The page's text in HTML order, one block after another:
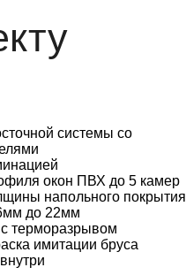
системы со
окон ПВХ до 5 камер
напольного покрытия
до 22мм
терморазрывом
имитации бруса